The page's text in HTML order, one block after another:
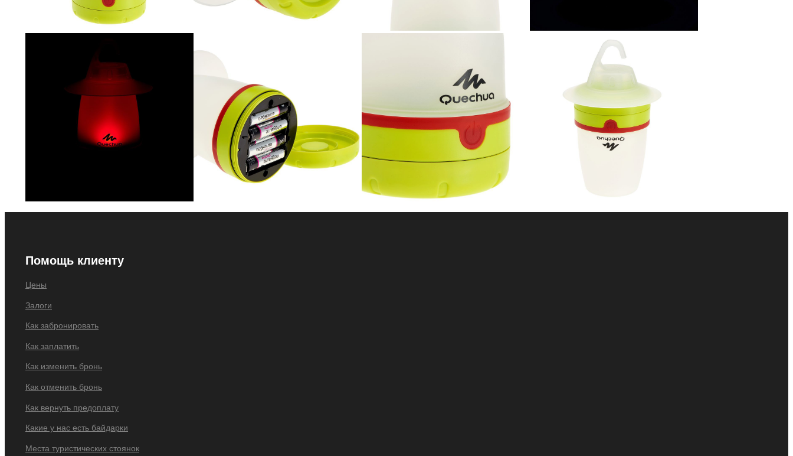
Помощь клиенту
Цены
Залоги
Как забронировать
Как заплатить
Как изменить бронь
Как отменить бронь
Как вернуть предоплату
Какие у нас есть байдарки
Места туристических стоянок